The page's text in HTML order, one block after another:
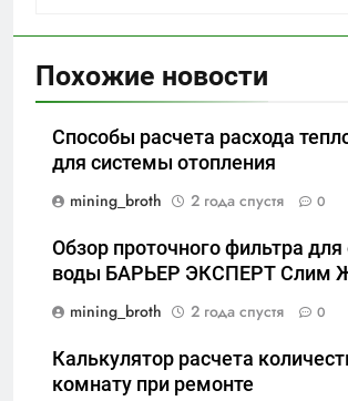
Похожие новости
Способы расчета расхода
для системы отопления
mining_broth
2 года спустя 0
Обзор проточного фильтра для
воды БАРЬЕР ЭКСПЕРТ Слим
mining_broth
2 года спустя 0
Калькулятор расчета
комнату при ремонте